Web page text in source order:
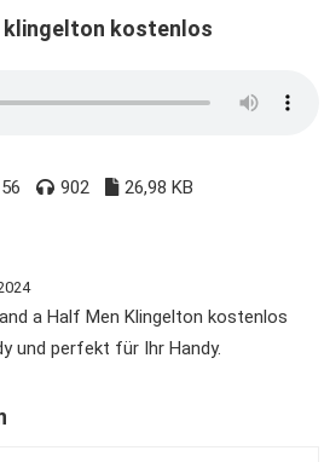
klingelton kostenlos
56 902 26,98 KB
a Half Men Klingelton kostenlos
und perfekt für Ihr Handy.